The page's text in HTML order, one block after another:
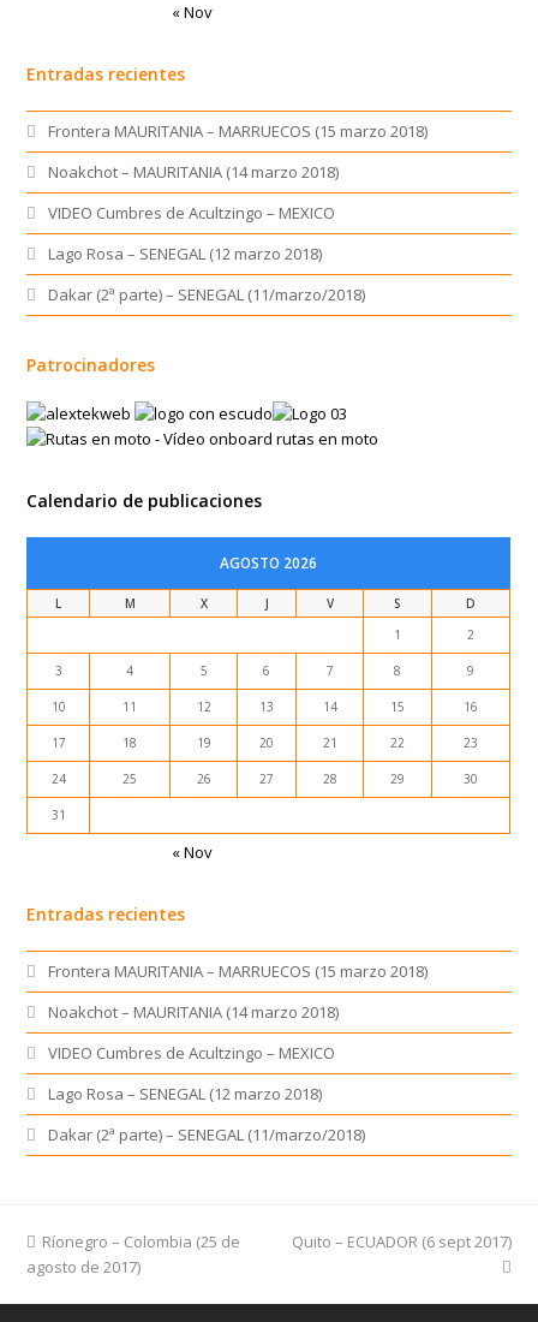
« Nov
Entradas recientes
Frontera MAURITANIA – MARRUECOS (15 marzo 2018)
Noakchot – MAURITANIA (14 marzo 2018)
VIDEO Cumbres de Acultzingo – MEXICO
Lago Rosa – SENEGAL (12 marzo 2018)
Dakar (2ª parte) – SENEGAL (11/marzo/2018)
Patrocinadores
Calendario de publicaciones
AGOSTO 2026
L M X J V S
D
1
2
3 4 5 6 7 8 9
10 11 12 13 14 15 16
17 18 19 20 21 22 23
24 25 26 27 28 29 30
31
« Nov
Entradas recientes
Frontera MAURITANIA – MARRUECOS (15 marzo 2018)
Noakchot – MAURITANIA (14 marzo 2018)
VIDEO Cumbres de Acultzingo – MEXICO
Lago Rosa – SENEGAL (12 marzo 2018)
Dakar (2ª parte) – SENEGAL (11/marzo/2018)
previous
post:
Ríonegro – Colombia (25 de
agosto de 2017)
next
Quito – ECUADOR (6 sept 2017)